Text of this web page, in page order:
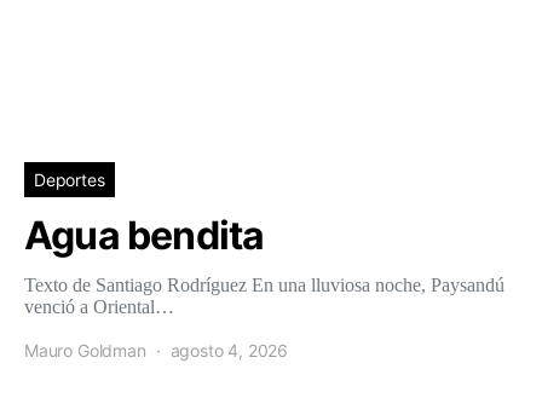
Deportes
Agua bendita
Texto de Santiago Rodríguez En una lluviosa noche, Paysandú
venció a Oriental…
Mauro Goldman agosto 4, 2026